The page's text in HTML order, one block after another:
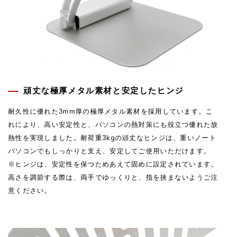
頑丈な極厚メタル素材と安定したヒンジ
耐久性に優れた3mm厚の極厚メタル素材を採用しています。こ
れにより、高い安定性と、パソコンの熱対策にも役立つ優れた放
熱性を実現しました。耐荷重3kgの頑丈なヒンジは、重いノート
パソコンでもしっかりと支え、安定してご使用いただけます。
※ヒンジは、安定性を保つためあえて固めに設定されています。
高さを調節する際は、両手でゆっくりと、指を挟まないようご注
意ください。